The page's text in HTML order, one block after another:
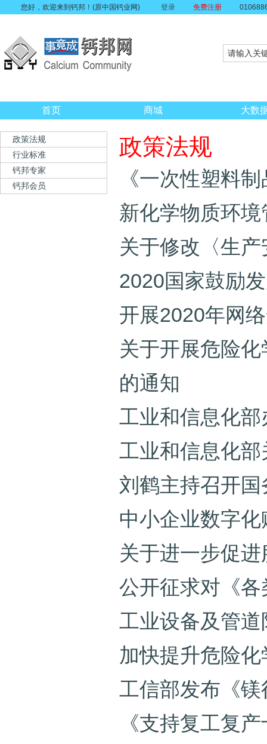
您好，欢迎来到钙邦！(原中国钙业网) 登录 免费注册
首页 商城 大数
政策法规
行业标准
钙邦专家
钙邦会员
政策法规
《一次性塑料
新化学物质环
关于修改〈生
2020国家鼓励
开展2020年网
关于开展危险
的通知
工业和信息化
工业和信息化
刘鹤主持召开
中小企业数字
关于进一步促
公开征求对《
工业设备及管
加快提升危险
工信部发布《
《支持复工复